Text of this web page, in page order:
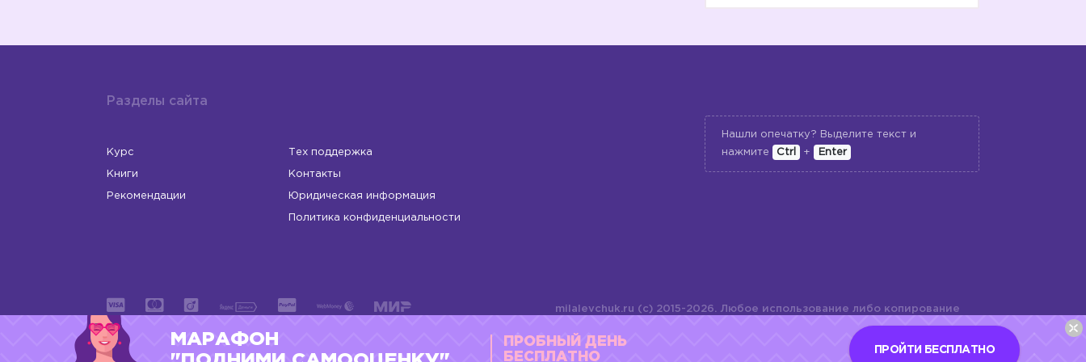
Разделы сайта
Курс
Книги
Рекомендации
Тех поддержка
Контакты
Юридическая информация
Политика конфиденциальности
Нашли опечатку? Выделите текст и
нажмите
Ctrl + Enter
ИП Левчук Людмила Николаевна
milalevchuk.ru (c) 2015-2026. Любое использование либо копирование
материалов или подборки материалов сайта, элементов дизайна и
оформления допускается лишь с разрешения правообладателя и
МАРАФОН
ПРОБНЫЙ ДЕНЬ
БЕСПЛАТНО
ПРОЙТИ БЕСПЛАТНО